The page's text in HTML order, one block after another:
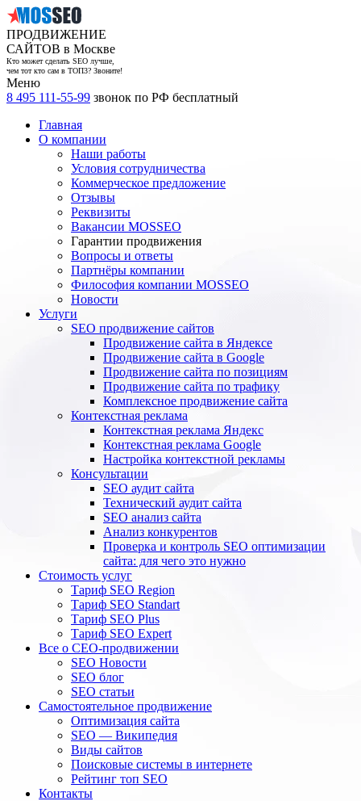
ПРОДВИЖЕНИЕ
САЙТОВ в Москве
Кто может сделать SEO лучше,
чем тот кто сам в ТОП3? Звоните!
Меню
8 495 111-55-99 звонок по РФ бесплатный
Главная
О компании
Наши работы
Условия сотрудничества
Коммерческое предложение
Отзывы
Реквизиты
Вакансии MOSSEO
Гарантии продвижения
Вопросы и ответы
Партнёры компании
Философия компании MOSSEO
Новости
Услуги
SEO продвижение сайтов
Продвижение сайта в Яндексе
Продвижение сайта в Google
Продвижение сайта по позициям
Продвижение сайта по трафику
Комплексное продвижение сайта
Контекстная реклама
Контекстная реклама Яндекс
Контекстная реклама Google
Настройка контекстной рекламы
Консультации
SEO аудит сайта
Технический аудит сайта
SEO анализ сайта
Анализ конкурентов
Проверка и контроль SEO оптимизации
сайта: для чего это нужно
Стоимость услуг
Тариф SEO Region
Тариф SEO Standart
Тариф SEO Plus
Тариф SEO Expert
Все о СЕО-продвижении
SEO Новости
SEO блог
SEO статьи
Самостоятельное продвижение
Оптимизация сайта
SEO — Википедия
Виды сайтов
Поисковые системы в интернете
Рейтинг топ SEO
Контакты